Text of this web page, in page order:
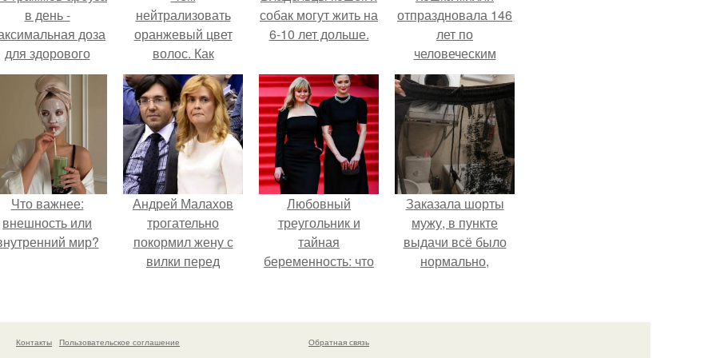
в день -
доза
для здорового
взрослого,
предупредили
врачи.
нейтрализовать
оранжевый цвет
волос. Как
избавится от
нежелательного
оттенка на волосах
(рыжего, медного).
собак могут жить на
6-10 лет дольше.
отпраздновала 146
лет по
человеческим
Меркам и
претендует на
звание самой
старой в мире.
Что важнее:
внешность или
мир?
Андрей Малахов
трогательно
покормил жену с
вилки перед
поклонников.
Любовный
треугольник и
тайная
беременность: что
Михалкова?
Заказала шорты
мужу, в пункте
выдачи всё было
нормально,
предвещало беды.
Контакты
Пользовательское соглашение
Обратная связь